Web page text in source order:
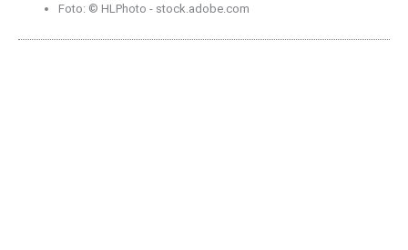
Foto: © HLPhoto - stock.adobe.com